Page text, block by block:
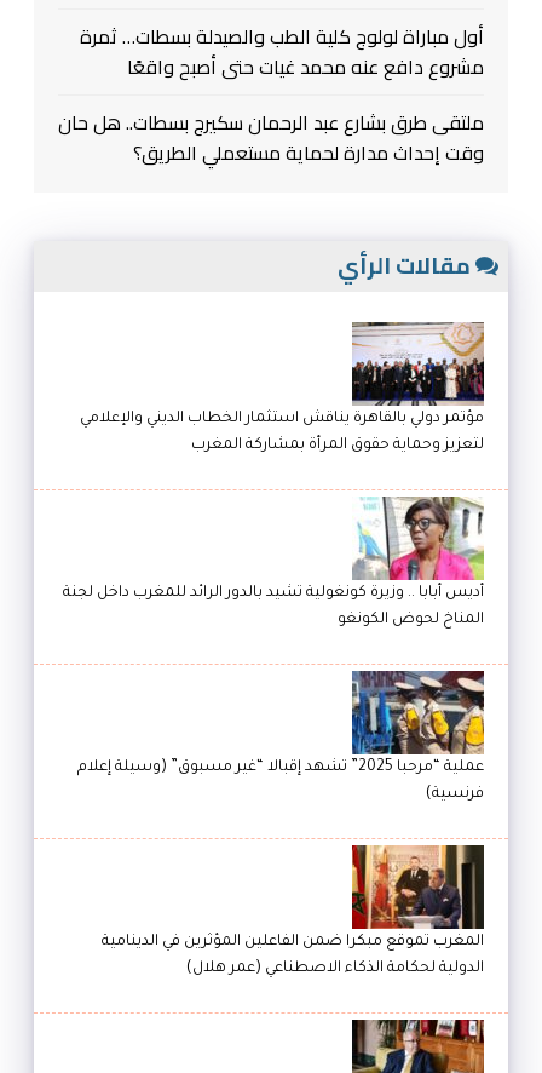
أول مباراة لولوج كلية الطب والصيدلة بسطات… ثمرة
مشروع دافع عنه محمد غيات حتى أصبح واقعًا
ملتقى طرق بشارع عبد الرحمان سكيرج بسطات.. هل حان
وقت إحداث مدارة لحماية مستعملي الطريق؟
مقالات الرأي
مؤتمر دولي بالقاهرة يناقش استثمار الخطاب الديني والإعلامي
لتعزيز وحماية حقوق المرأة بمشاركة المغرب
أديس أبابا .. وزيرة كونغولية تشيد بالدور الرائد للمغرب داخل لجنة
المناخ لحوض الكونغو
عملية “مرحبا 2025” تشهد إقبالا “غير مسبوق” (وسيلة إعلام
فرنسية)
المغرب تموقع مبكرا ضمن الفاعلين المؤثرين في الدينامية
الدولية لحكامة الذكاء الاصطناعي (عمر هلال)